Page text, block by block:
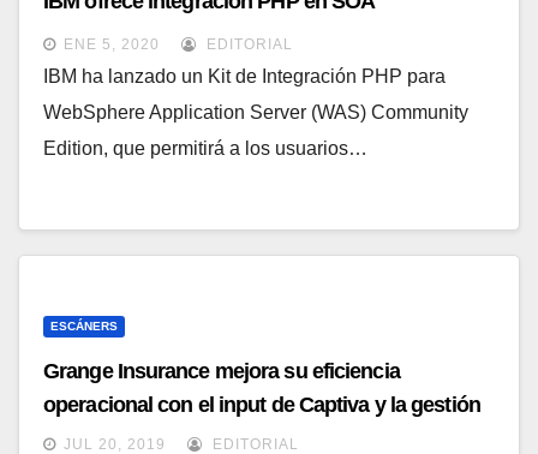
ENE 5, 2020 EDITORIAL
IBM ha lanzado un Kit de Integración PHP para
WebSphere Application Server (WAS) Community
Edition, que permitirá a los usuarios…
ESCÁNERS
Grange Insurance mejora su eficiencia
operacional con el input de Captiva y la gestión
documental de IBM
JUL 20, 2019 EDITORIAL